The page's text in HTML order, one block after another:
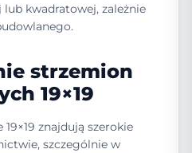
kwadratowej, zależnie
strzemion
19×19
znajdują szerokie
szczególnie w